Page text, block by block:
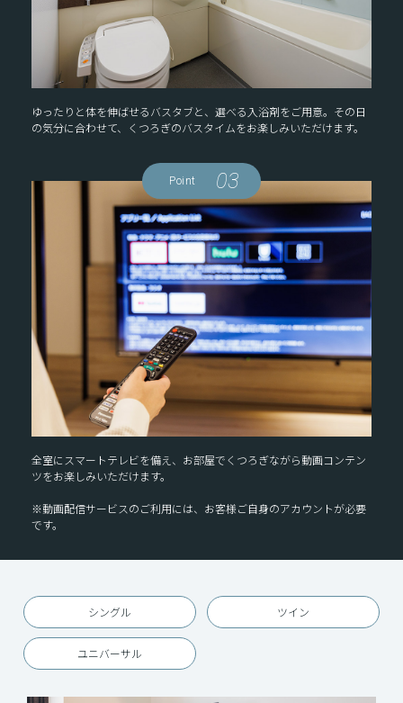
ゆったりと体を伸ばせるバスタブと、選べる入浴剤をご用意。その日
の気分に合わせて、くつろぎのバスタイムをお楽しみいただけます。
Point 03
全室にスマートテレビを備え、お部屋でくつろぎながら動画コンテン
ツをお楽しみいただけます。
※動画配信サービスのご利用には、お客様ご自身のアカウントが必要
です。
シングル ツイン
ユニバーサル